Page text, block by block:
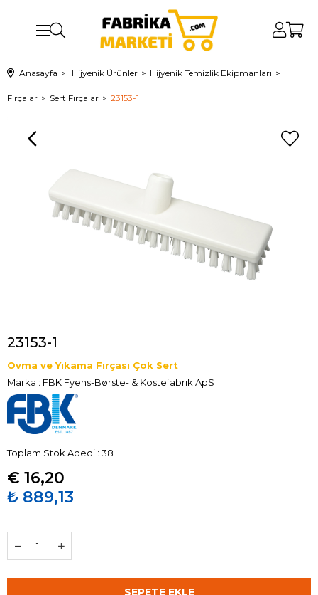
Anasayfa Hijyenik Ürünler Hijyenik Temizlik Ekipmanları
Fırçalar Sert Fırçalar 23153-1
23153-1
Ovma ve Yıkama Fırçası Çok Sert
Marka : FBK Fyens-Børste- & Kostefabrik ApS
Toplam Stok Adedi : 38
€ 16,20
₺ 889,13